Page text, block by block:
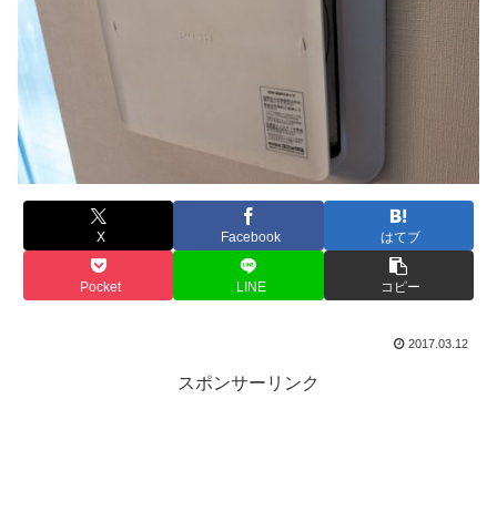
X Facebook はてブ
Pocket LINE コピー
2017.03.12
スポンサーリンク